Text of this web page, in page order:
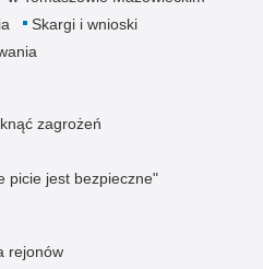
Skargi i wnioski
zagrożeń
picie jest bezpieczne"
rejonów